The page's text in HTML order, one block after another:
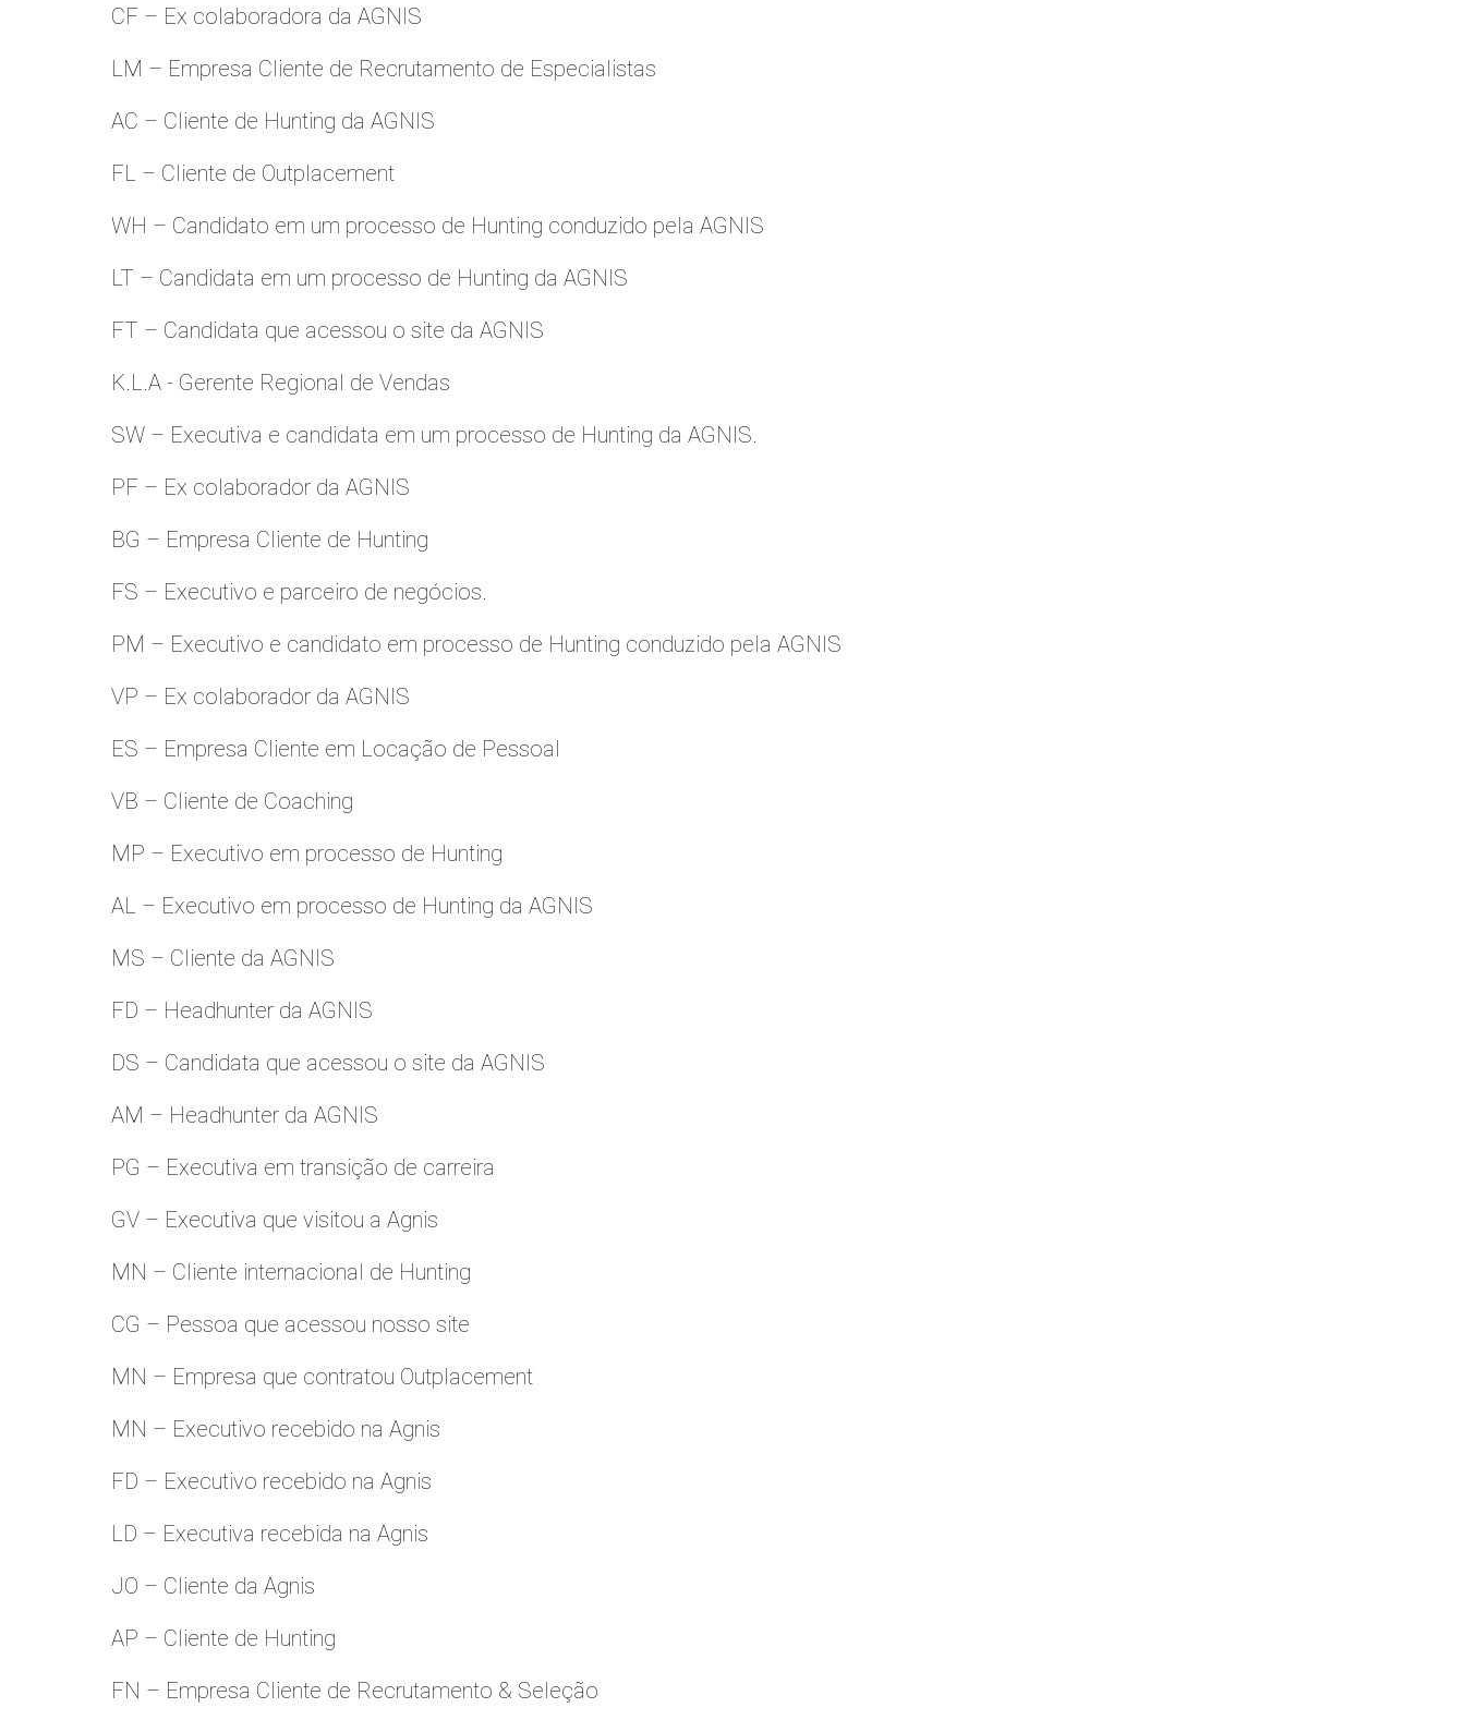
CF – Ex colaboradora da AGNIS
LM – Empresa Cliente de Recrutamento de Especialistas
AC – Cliente de Hunting da AGNIS
FL – Cliente de Outplacement
WH – Candidato em um processo de Hunting conduzido pela AGNIS
LT – Candidata em um processo de Hunting da AGNIS
FT – Candidata que acessou o site da AGNIS
K.L.A - Gerente Regional de Vendas
SW – Executiva e candidata em um processo de Hunting da AGNIS.
PF – Ex colaborador da AGNIS
BG – Empresa Cliente de Hunting
FS – Executivo e parceiro de negócios.
PM – Executivo e candidato em processo de Hunting conduzido pela AGNIS
VP – Ex colaborador da AGNIS
ES – Empresa Cliente em Locação de Pessoal
VB – Cliente de Coaching
MP – Executivo em processo de Hunting
AL – Executivo em processo de Hunting da AGNIS
MS – Cliente da AGNIS
FD – Headhunter da AGNIS
DS – Candidata que acessou o site da AGNIS
AM – Headhunter da AGNIS
PG – Executiva em transição de carreira
GV – Executiva que visitou a Agnis
MN – Cliente internacional de Hunting
CG – Pessoa que acessou nosso site
MN – Empresa que contratou Outplacement
MN – Executivo recebido na Agnis
FD – Executivo recebido na Agnis
LD – Executiva recebida na Agnis
JO – Cliente da Agnis
AP – Cliente de Hunting
FN – Empresa Cliente de Recrutamento & Seleção